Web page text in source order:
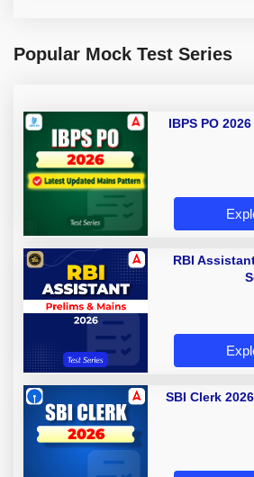
Popular Mock Test Series
IBPS PO
RBI
SBI Clerk